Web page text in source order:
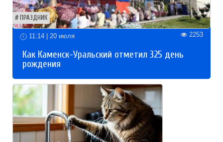
ПРАЗДНИК
11:14 | 20 июля 2253
Как Каменск-Уральский отметил 325 день
рождения